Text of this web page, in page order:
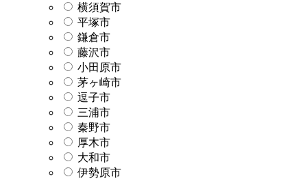
横須賀市
平塚市
鎌倉市
藤沢市
小田原市
茅ヶ崎市
逗子市
三浦市
秦野市
厚木市
大和市
伊勢原市